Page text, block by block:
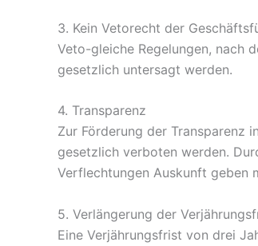
3. Kein Vetorecht der
Veto-gleiche Regelungen, nach
gesetzlich untersagt werden.
4. Transparenz
Zur Förderung der Transparenz
gesetzlich verboten werden.
Verflechtungen Auskunft geben
5. Verlängerung der
Eine Verjährungsfrist von drei